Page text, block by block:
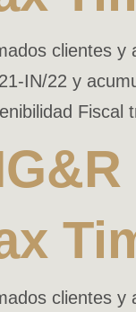
clientes y
IN/22 y
Fiscal
clientes y